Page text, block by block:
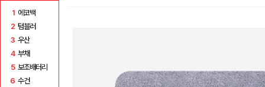
1 에코백
2 텀블러
3 우산
4 부채
5 보조배터리
6 수건